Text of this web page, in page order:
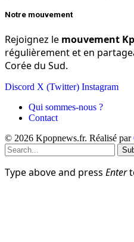
K-
Notre mouvement
Rejoignez le mouvement
régulièrement et en
Corée du Sud.
Discord X (Twitter) Instagram
Qui sommes-nous ?
Contact
© 2026 Kpopnews.fr. Réalisé par
Type above and press Enter